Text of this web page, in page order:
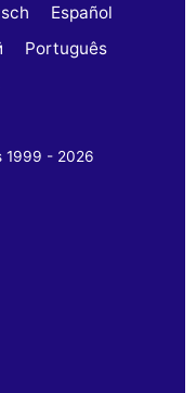
Español
Português
1999 - 2026